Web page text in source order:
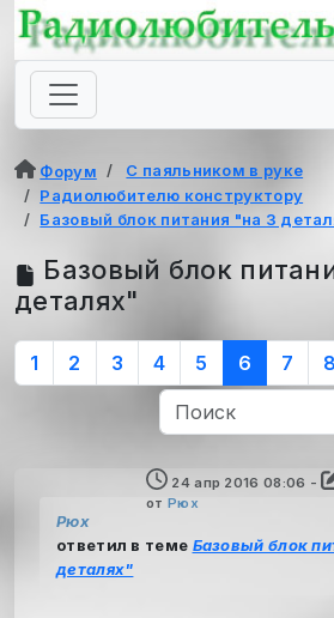
Форум
С паяльником в руке
Радиолюбителю конструктору
Базовый блок питания "на 3
Базовый блок
деталях"
1 2 3 4 5 6 7 8
24 апр 2016 08:06 -
от Рюх
Рюх
ответил в теме Базовый блок
деталях"